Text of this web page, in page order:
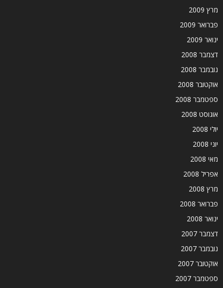
מרץ 2009
פברואר 2009
ינואר 2009
דצמבר 2008
נובמבר 2008
אוקטובר 2008
ספטמבר 2008
אוגוסט 2008
יולי 2008
יוני 2008
מאי 2008
אפריל 2008
מרץ 2008
פברואר 2008
ינואר 2008
דצמבר 2007
נובמבר 2007
אוקטובר 2007
ספטמבר 2007